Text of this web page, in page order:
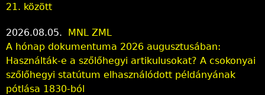
21. között
2026.08.05.
MNL ZML
A hónap dokumentuma 2026 augusztusában:
Használták-e a szőlőhegyi artikulusokat? A csokonyai
szőlőhegyi statútum elhasználódott példányának
pótlása 1830-ból